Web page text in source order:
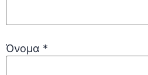
Όνομα *